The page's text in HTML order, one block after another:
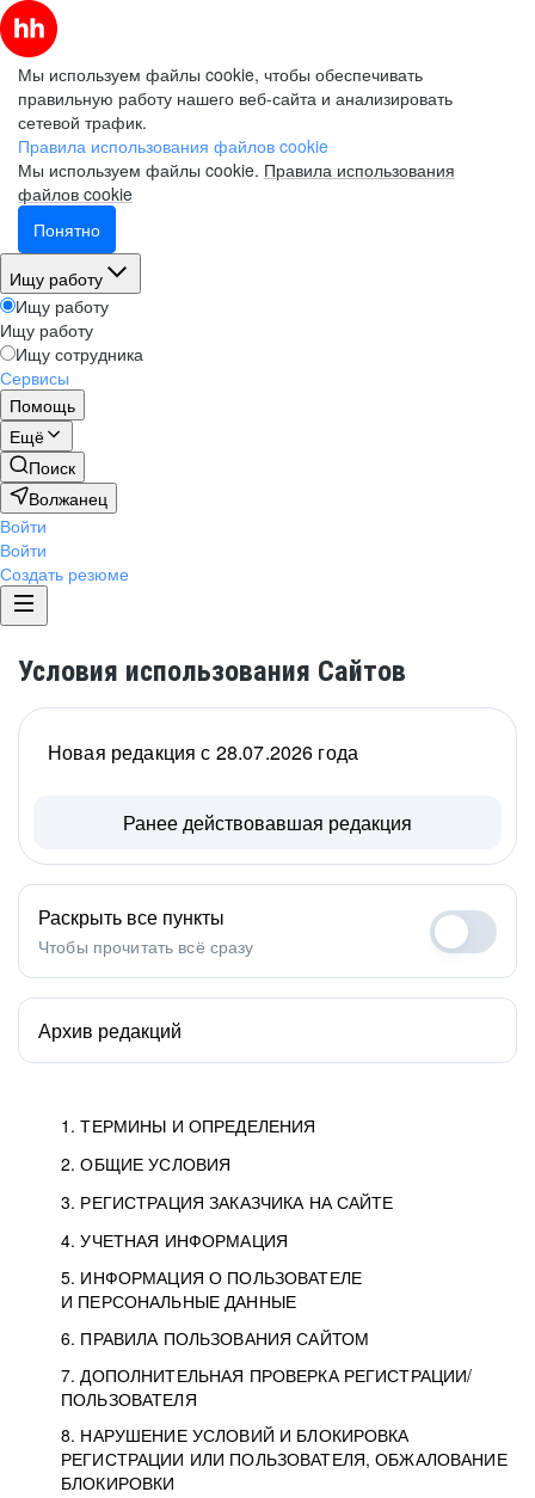
Мы используем файлы cookie, чтобы обеспечивать
правильную работу нашего веб-сайта и анализировать
сетевой трафик.
Правила использования файлов cookie
Мы используем файлы cookie. Правила использования
файлов cookie
Понятно
Ищу работу
Ищу работу
Ищу работу
Ищу сотрудника
Сервисы
Помощь
Ещё
Поиск
Волжанец
Войти
Войти
Создать резюме
Условия использования Сайтов
1. ТЕРМИНЫ И ОПРЕДЕЛЕНИЯ
2. ОБЩИЕ УСЛОВИЯ
3. РЕГИСТРАЦИЯ ЗАКАЗЧИКА НА САЙТЕ
4. УЧЕТНАЯ ИНФОРМАЦИЯ
5. ИНФОРМАЦИЯ О ПОЛЬЗОВАТЕЛЕ
И ПЕРСОНАЛЬНЫЕ ДАННЫЕ
6. ПРАВИЛА ПОЛЬЗОВАНИЯ САЙТОМ
7. ДОПОЛНИТЕЛЬНАЯ ПРОВЕРКА РЕГИСТРАЦИИ/
ПОЛЬЗОВАТЕЛЯ
8. НАРУШЕНИЕ УСЛОВИЙ И БЛОКИРОВКА
РЕГИСТРАЦИИ ИЛИ ПОЛЬЗОВАТЕЛЯ, ОБЖАЛОВАНИЕ
БЛОКИРОВКИ
Новая редакция с 28.07.2026 года
Ранее действовавшая редакция
Раскрыть все пункты
Чтобы прочитать всё сразу
Архив редакций